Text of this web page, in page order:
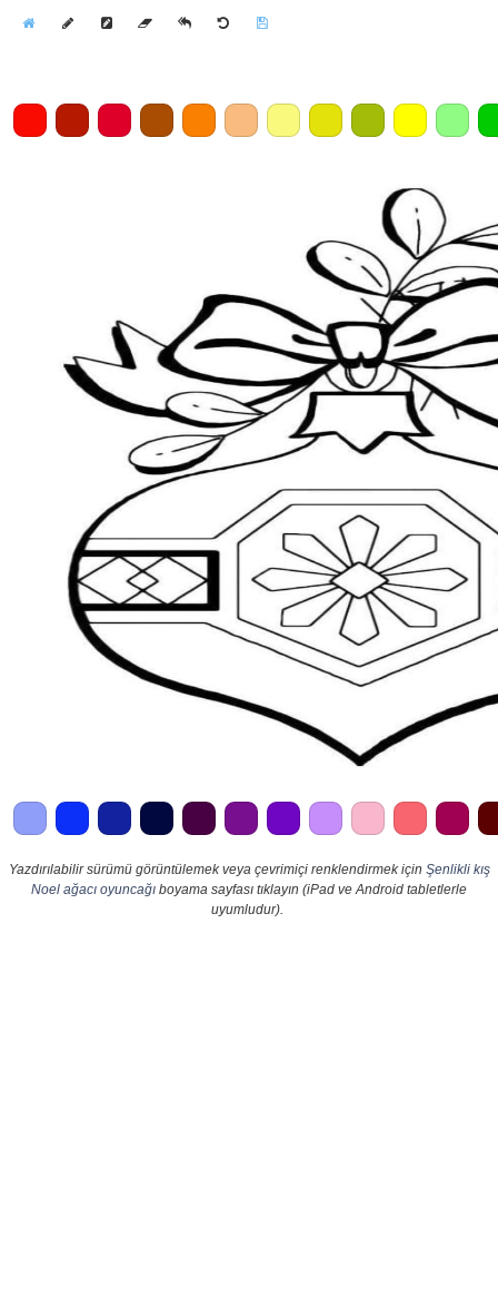
Yazdırılabilir sürümü görüntülemek veya çevrimiçi renklendirmek için Şenlikli kış
Noel ağacı oyuncağı boyama sayfası tıklayın (iPad ve Android tabletlerle
uyumludur).